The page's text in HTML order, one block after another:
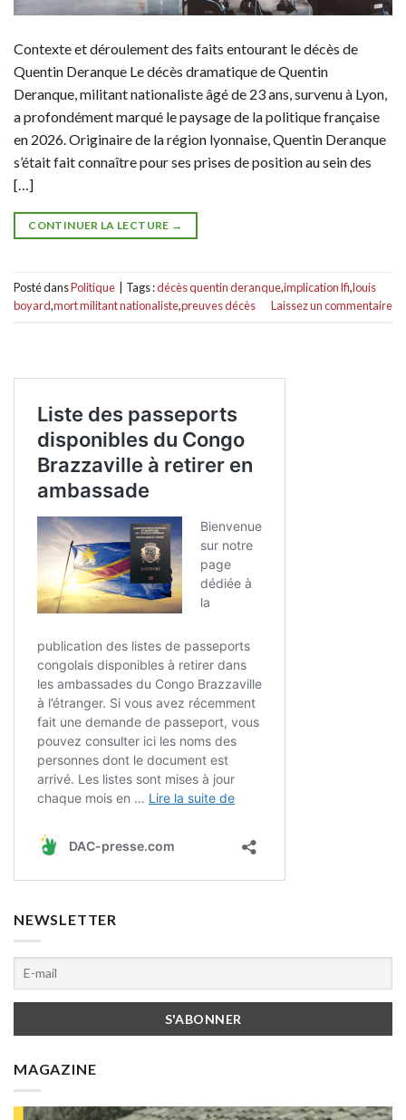
Contexte et déroulement des faits entourant le décès de
Quentin Deranque Le décès dramatique de Quentin
Deranque, militant nationaliste âgé de 23 ans, survenu à Lyon,
a profondément marqué le paysage de la politique française
en 2026. Originaire de la région lyonnaise, Quentin Deranque
s’était fait connaître pour ses prises de position au sein des
[…]
CONTINUER LA LECTURE →
Posté dansPolitique Tags :décès quentin deranque,implication lfi,louis
boyard,mort militant nationaliste,preuves décès Laissez un commentaire
NEWSLETTER
MAGAZINE